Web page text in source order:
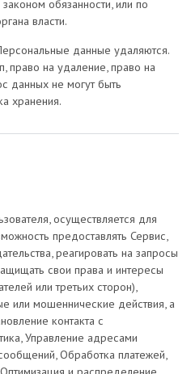
обязанности, или по
власти.
данные удаляются.
право на удаление, право на
данных не могут быть
хранения.
осуществляется для
предоставлять Сервис,
реагировать на запросы
свои права и интересы
или третьих сторон),
или мошеннические действия, а
контакта с
Управление адресами
Обработка платежей,